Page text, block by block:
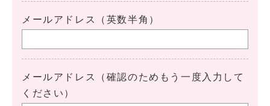
メールアドレス（英数半角）
メールアドレス（確認のためもう一度入力して
ください）